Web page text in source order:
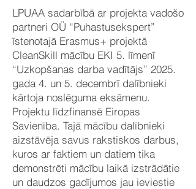
LPUAA sadarbībā ar projekta vadošo
partneri OÜ “Puhastusekspert”
īstenotajā Erasmus+ projektā
CleanSkill mācību EKI 5. līmenī
“Uzkopšanas darba vadītājs” 2025.
gada 4. un 5. decembrī dalībnieki
kārtoja noslēguma eksāmenu.
Projektu līdzfinansē Eiropas
Savienība. Tajā mācību dalībnieki
aizstāvēja savus rakstiskos darbus,
kuros ar faktiem un datiem tika
demonstrēti mācību laikā izstrādātie
un daudzos gadījumos jau ieviestie